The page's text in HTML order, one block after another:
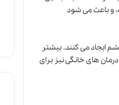
وباعث می شود
ایجاد می کنند. بیشتر
از درمان های خانگی نیز برای